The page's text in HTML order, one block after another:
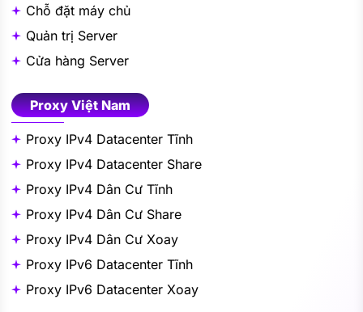
Chỗ đặt máy chủ
Quản trị Server
Cửa hàng Server
Proxy Việt Nam
Proxy IPv4 Datacenter Tĩnh
Proxy IPv4 Datacenter Share
Proxy IPv4 Dân Cư Tĩnh
Proxy IPv4 Dân Cư Share
Proxy IPv4 Dân Cư Xoay
Proxy IPv6 Datacenter Tĩnh
Proxy IPv6 Datacenter Xoay